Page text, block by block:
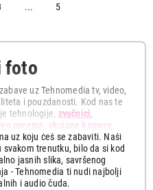
... 5
foto
uz Tehnomedia tv, video,
i pouzdanosti. Kod nas te
tehnologije, zvučnici,
oprema akcione kamere
uz koju ćeš se zabaviti. Naši
trenutku, bilo da si kod
jasnih slika, savršenog
- Tehnomedia ti nudi najbolji
i audio čuda.